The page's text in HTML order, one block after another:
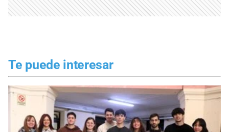
Te puede interesar